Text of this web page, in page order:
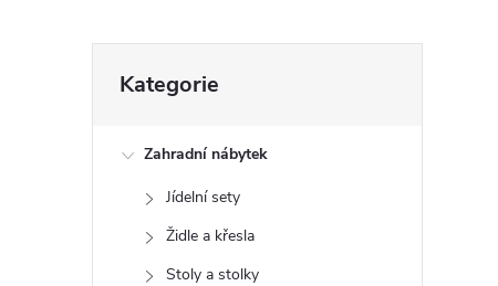
kategorie
Kategorie
Zahradní nábytek
Jídelní sety
Židle a křesla
Stoly a stolky